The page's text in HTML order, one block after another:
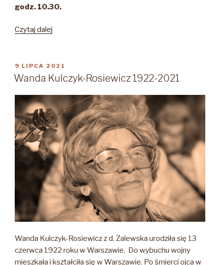
godz. 10.30.
Czytaj dalej
1951-
2021”
OPUBLIKOWANE
W
9 LIPCA 2021
Wanda Kulczyk-Rosiewicz 1922-2021
Wanda Kulczyk-Rosiewicz z d. Zalewska urodziła się 13
czerwca 1922 roku w Warszawie. Do wybuchu wojny
mieszkała i kształciła się w Warszawie. Po śmierci ojca w